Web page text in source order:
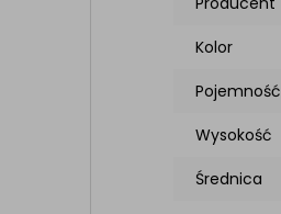
Kolor
Pojemność
Wysokość
Średnica